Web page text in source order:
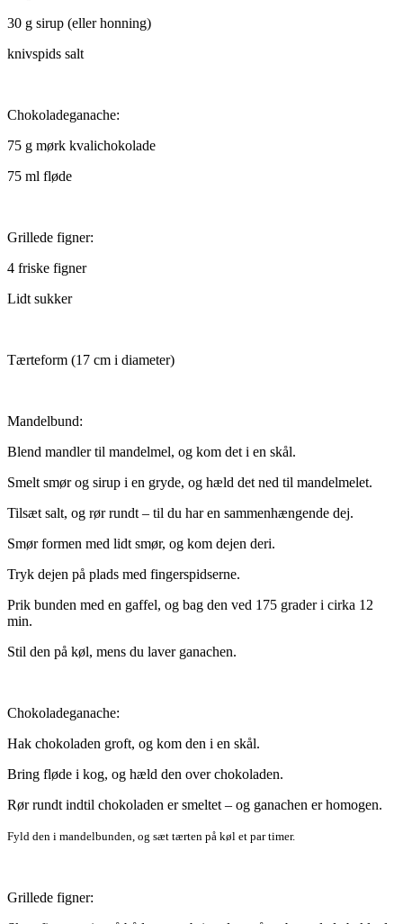
30 g sirup (eller honning)
knivspids salt
Chokoladeganache:
75 g mørk kvalichokolade
75 ml fløde
Grillede figner:
4 friske figner
Lidt sukker
Tærteform (17 cm i diameter)
Mandelbund:
Blend mandler til mandelmel, og kom det i en skål.
Smelt smør og sirup i en gryde, og hæld det ned til mandelmelet.
Tilsæt salt, og rør rundt – til du har en sammenhængende dej.
Smør formen med lidt smør, og kom dejen deri.
Tryk dejen på plads med fingerspidserne.
Prik bunden med en gaffel, og bag den ved 175 grader i cirka 12
min.
Stil den på køl, mens du laver ganachen.
Chokoladeganache:
Hak chokoladen groft, og kom den i en skål.
Bring fløde i kog, og hæld den over chokoladen.
Rør rundt indtil chokoladen er smeltet – og ganachen er homogen.
Fyld den i mandelbunden, og sæt tærten på køl et par timer.
Grillede figner: